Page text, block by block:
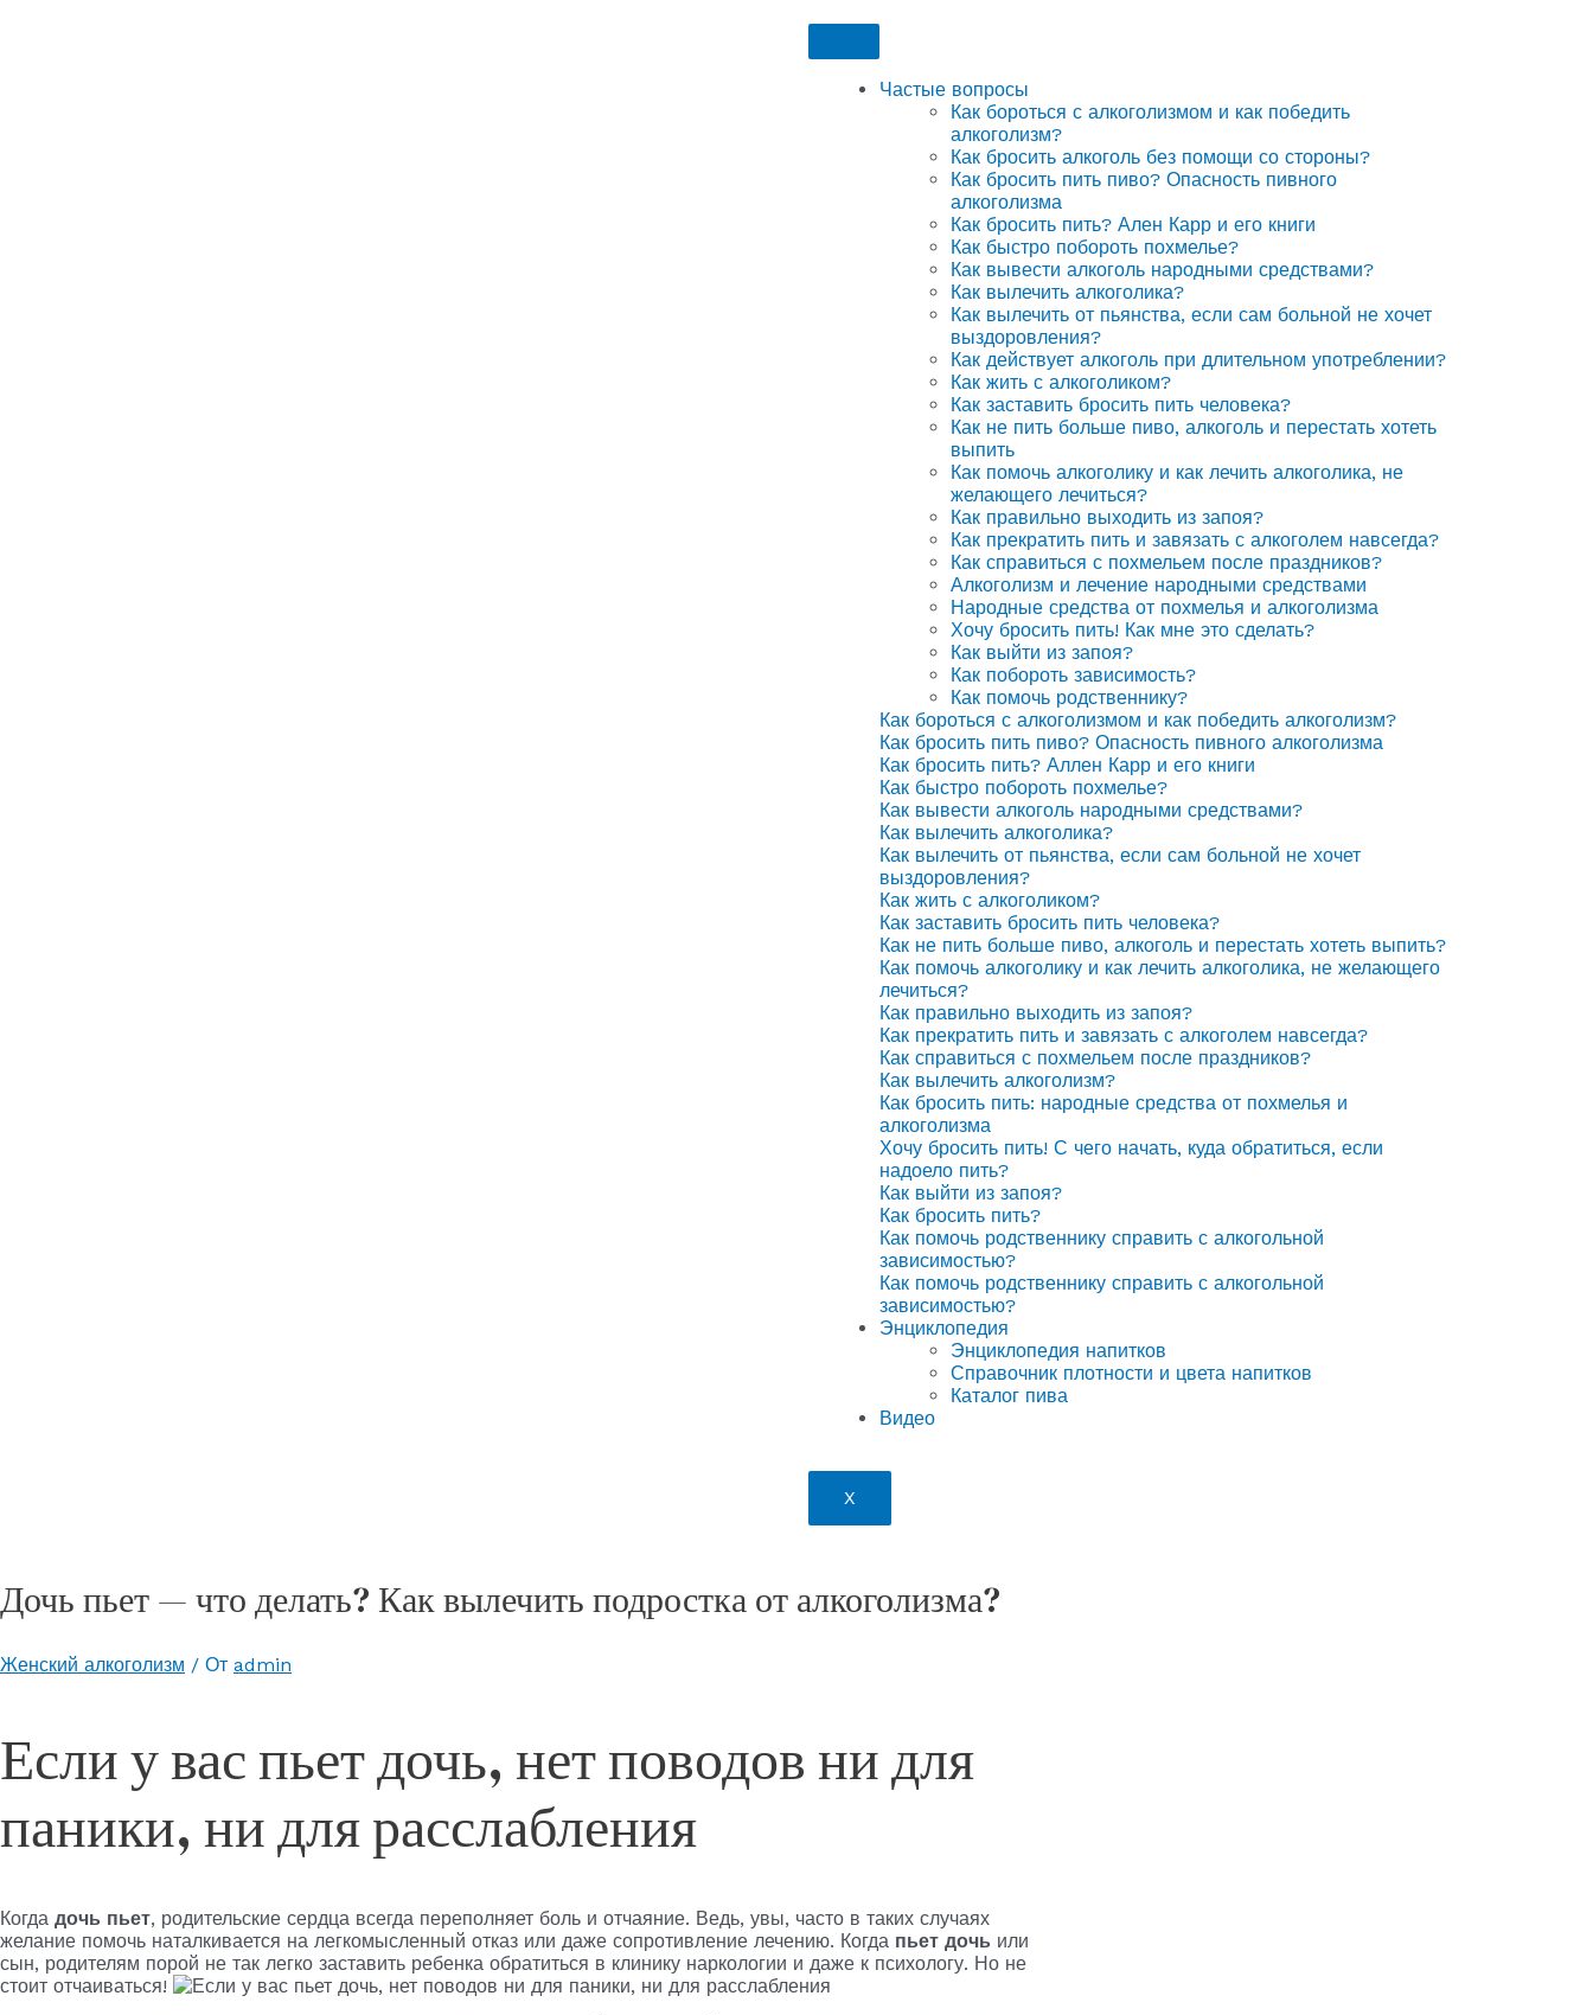
Частые вопросы
Как бороться с алкоголизмом и как победить
алкоголизм?
Как бросить алкоголь без помощи со стороны?
Как бросить пить пиво? Опасность пивного
алкоголизма
Как бросить пить? Ален Карр и его книги
Как быстро побороть похмелье?
Как вывести алкоголь народными средствами?
Как вылечить алкоголика?
Как вылечить от пьянства, если сам больной не хочет
выздоровления?
Как действует алкоголь при длительном употреблении?
Как жить с алкоголиком?
Как заставить бросить пить человека?
Как не пить больше пиво, алкоголь и перестать хотеть
выпить
Как помочь алкоголику и как лечить алкоголика, не
желающего лечиться?
Как правильно выходить из запоя?
Как прекратить пить и завязать с алкоголем навсегда?
Как справиться с похмельем после праздников?
Алкоголизм и лечение народными средствами
Народные средства от похмелья и алкоголизма
Хочу бросить пить! Как мне это сделать?
Как выйти из запоя?
Как побороть зависимость?
Как помочь родственнику?
Как бороться с алкоголизмом и как победить алкоголизм?
Как бросить пить пиво? Опасность пивного алкоголизма
Как бросить пить? Аллен Карр и его книги
Как быстро побороть похмелье?
Как вывести алкоголь народными средствами?
Как вылечить алкоголика?
Как вылечить от пьянства, если сам больной не хочет
выздоровления?
Как жить с алкоголиком?
Как заставить бросить пить человека?
Как не пить больше пиво, алкоголь и перестать хотеть выпить?
Как помочь алкоголику и как лечить алкоголика, не желающего
лечиться?
Как правильно выходить из запоя?
Как прекратить пить и завязать с алкоголем навсегда?
Как справиться с похмельем после праздников?
Как вылечить алкоголизм?
Как бросить пить: народные средства от похмелья и
алкоголизма
Хочу бросить пить! С чего начать, куда обратиться, если
надоело пить?
Как выйти из запоя?
Как бросить пить?
Как помочь родственнику справить с алкогольной
зависимостью?
Как помочь родственнику справить с алкогольной
зависимостью?
Энциклопедия
Энциклопедия напитков
Справочник плотности и цвета напитков
Каталог пива
Видео
X
Дочь пьет — что делать? Как вылечить подростка от алкоголизма?
Женский алкоголизм / От admin
Если у вас пьет дочь, нет поводов ни для
паники, ни для расслабления
Когда дочь пьет, родительские сердца всегда переполняет боль и отчаяние. Ведь, увы, часто в таких случаях
желание помочь наталкивается на легкомысленный отказ или даже сопротивление лечению. Когда пьет дочь или
сын, родителям порой не так легко заставить ребенка обратиться в клинику наркологии и даже к психологу. Но не
стоит отчаиваться!